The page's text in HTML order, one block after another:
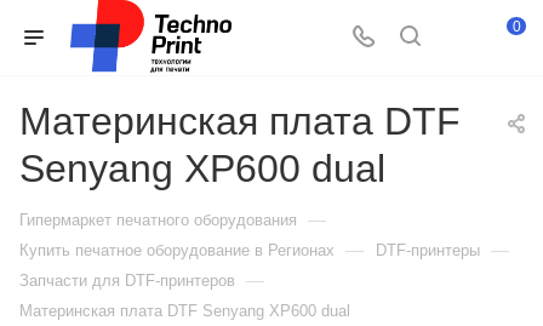
0
Материнская плата DTF
Senyang XP600 dual
Гипермаркет печатного оборудования —
Купить печатное оборудование в Регионах — DTF-принтеры —
Запчасти для DTF-принтеров —
Материнская плата DTF Senyang XP600 dual